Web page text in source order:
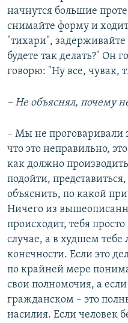
начнутся большие
снимайте форму и
"тихари",
будете так делать?" Он
говорю: "Ну все, чувак,
– Не объяснял, почему
– Мы не проговаривали
что это неправильно,
как должно
подойти,
объяснить, по какой
Ничего из
происходит, тебя
случае, а в худшем
конечности. Если это
по крайней мере
свои полномочия, а если
гражданском – это
насилия. Если человек